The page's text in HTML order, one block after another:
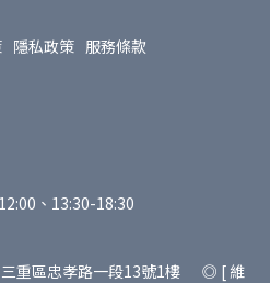
隱私政策 服務條款
、13:30-18:30
三重區忠孝路一段13號1樓 ◎ [ 維